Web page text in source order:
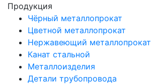
Продукция
Чёрный металлопрокат
Цветной металлопрокат
Нержавеющий металлопрокат
Канат стальной
Металлоизделия
Детали трубопровода